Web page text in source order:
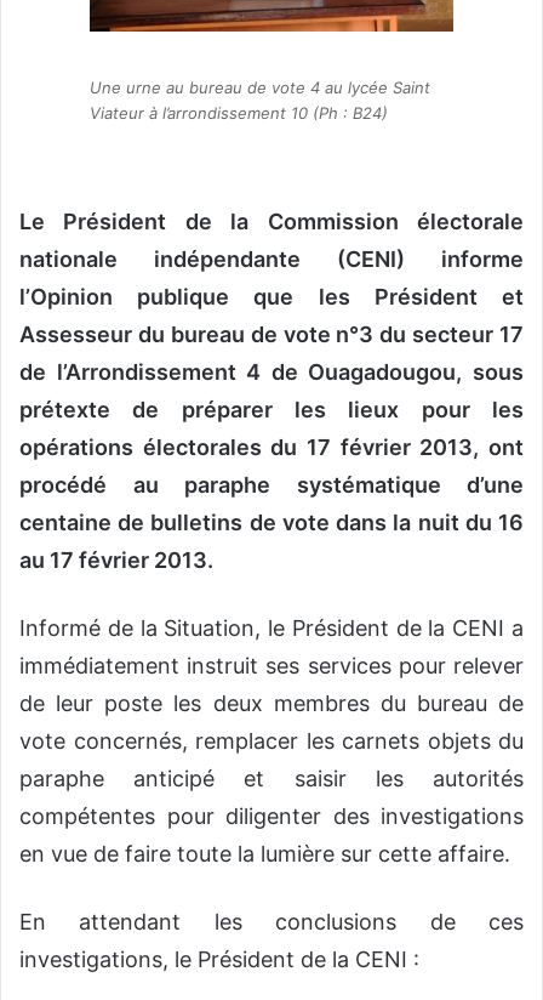
c
r
l
Une urne au bureau de vote 4 au lycée Saint
Viateur à l’arrondissement 10 (Ph : B24)
Le Président de la Commission électorale
nationale indépendante (CENI) informe
l’Opinion publique que les Président et
Assesseur du bureau de vote n°3 du secteur 17
de l’Arrondissement 4 de Ouagadougou, sous
prétexte de préparer les lieux pour les
opérations électorales du 17 février 2013, ont
procédé au paraphe systématique d’une
centaine de bulletins de vote dans la nuit du 16
au 17 février 2013.
Informé de la Situation, le Président de la CENI a
immédiatement instruit ses services pour relever
de leur poste les deux membres du bureau de
vote concernés, remplacer les carnets objets du
paraphe anticipé et saisir les autorités
compétentes pour diligenter des investigations
en vue de faire toute la lumière sur cette affaire.
En attendant les conclusions de ces
investigations, le Président de la CENI :